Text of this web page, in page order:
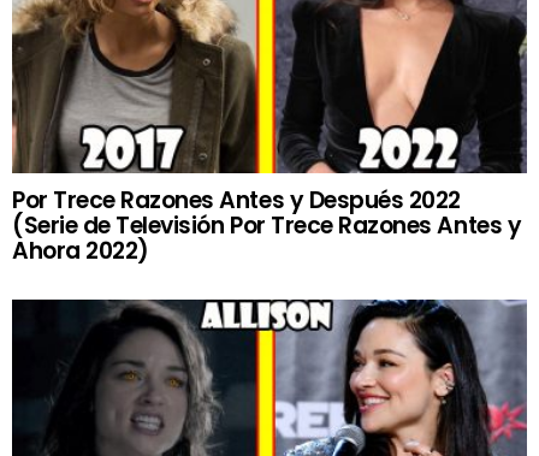
Por Trece Razones Antes y Después 2022
(Serie de Televisión Por Trece Razones Antes y
Ahora 2022)